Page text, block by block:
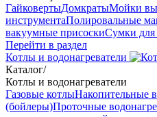
ГайковертыДомкратыМойки
инструментаПолировальные
вакуумные присоскиСумки для
Перейти в раздел
Котлы и водонагреватели
Каталог/
Котлы и водонагреватели
Газовые котлыНакопительные
(бойлеры)Проточные